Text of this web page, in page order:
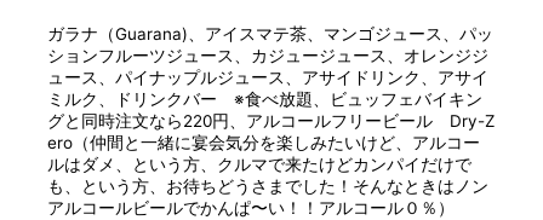
ガラナ（Guarana)、アイスマテ茶、マンゴジュース、パッ
ションフルーツジュース、カジュージュース、オレンジジ
ュース、パイナップルジュース、アサイドリンク、アサイ
ミルク、ドリンクバー ※食べ放題、ビュッフェバイキン
グと同時注文なら220円、アルコールフリービール Dry-Z
ero（仲間と一緒に宴会気分を楽しみたいけど、アルコー
ルはダメ、という方、クルマで来たけどカンパイだけで
も、という方、お待ちどうさまでした！そんなときはノン
アルコールビールでかんぱ〜い！！アルコール０％）